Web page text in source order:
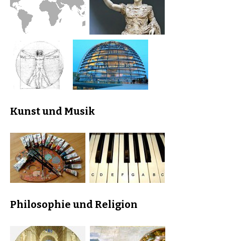
Kunst und Musik
Philosophie und Religion